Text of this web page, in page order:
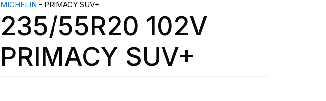
MICHELIN - PRIMACY SUV+
235/55R20 102V
PRIMACY SUV+